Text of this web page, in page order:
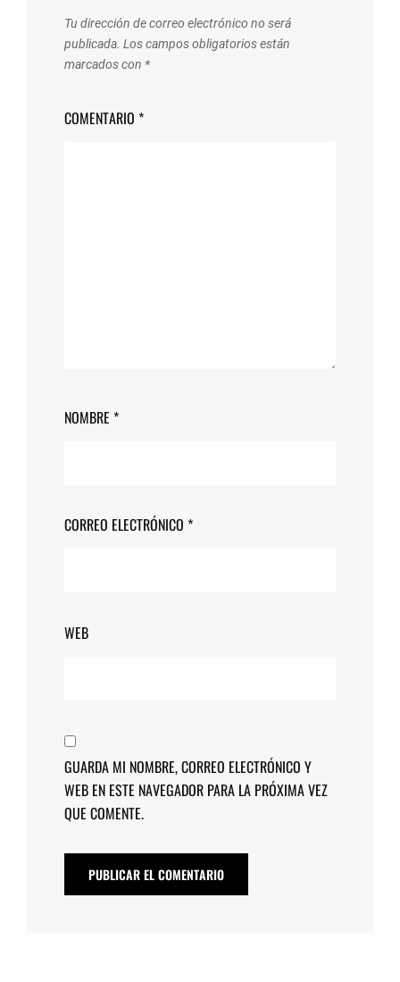
Tu dirección de correo electrónico no será
publicada. Los campos obligatorios están
marcados con *
COMENTARIO *
NOMBRE *
CORREO ELECTRÓNICO *
WEB
GUARDA MI NOMBRE, CORREO ELECTRÓNICO Y
WEB EN ESTE NAVEGADOR PARA LA PRÓXIMA VEZ
QUE COMENTE.